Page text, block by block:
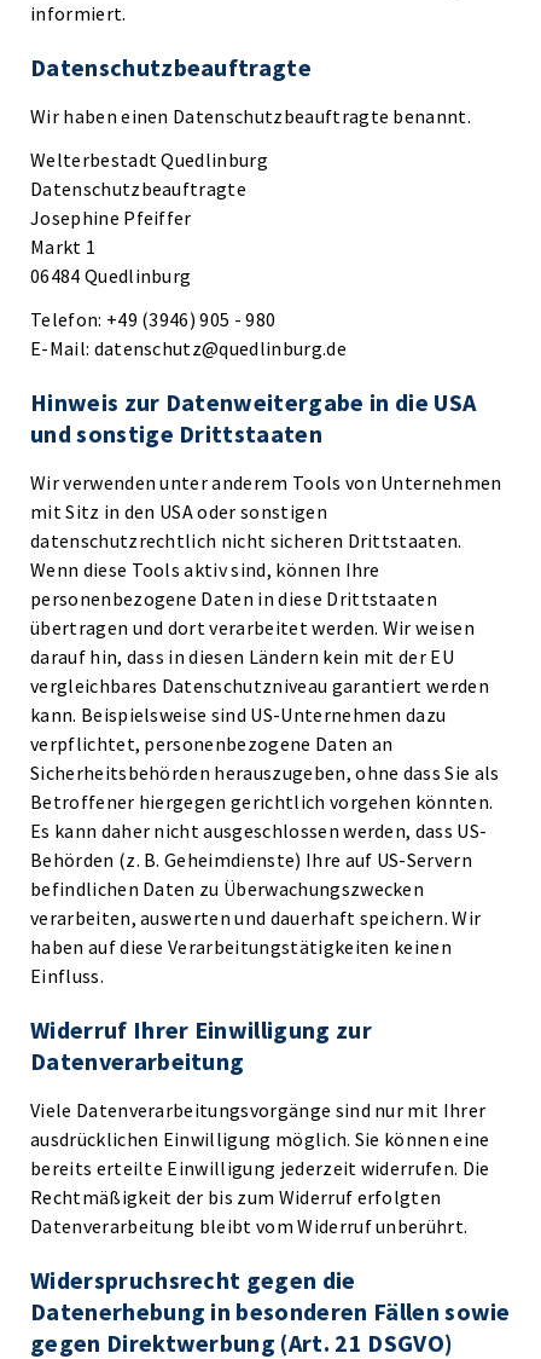
informiert.
Datenschutz­beauftragte
Wir haben einen Datenschutzbeauftragte benannt.
Welterbestadt Quedlinburg
Datenschutzbeauftragte
Josephine Pfeiffer
Markt 1
06484 Quedlinburg
Telefon: +49 (3946) 905 - 980
E-Mail: datenschutz@quedlinburg.de
Hinweis zur Datenweitergabe in die USA
und sonstige Drittstaaten
Wir verwenden unter anderem Tools von Unternehmen
mit Sitz in den USA oder sonstigen
datenschutzrechtlich nicht sicheren Drittstaaten.
Wenn diese Tools aktiv sind, können Ihre
personenbezogene Daten in diese Drittstaaten
übertragen und dort verarbeitet werden. Wir weisen
darauf hin, dass in diesen Ländern kein mit der EU
vergleichbares Datenschutzniveau garantiert werden
kann. Beispielsweise sind US-Unternehmen dazu
verpflichtet, personenbezogene Daten an
Sicherheitsbehörden herauszugeben, ohne dass Sie als
Betroffener hiergegen gerichtlich vorgehen könnten.
Es kann daher nicht ausgeschlossen werden, dass US-
Behörden (z. B. Geheimdienste) Ihre auf US-Servern
befindlichen Daten zu Überwachungszwecken
verarbeiten, auswerten und dauerhaft speichern. Wir
haben auf diese Verarbeitungstätigkeiten keinen
Einfluss.
Widerruf Ihrer Einwilligung zur
Datenverarbeitung
Viele Datenverarbeitungsvorgänge sind nur mit Ihrer
ausdrücklichen Einwilligung möglich. Sie können eine
bereits erteilte Einwilligung jederzeit widerrufen. Die
Rechtmäßigkeit der bis zum Widerruf erfolgten
Datenverarbeitung bleibt vom Widerruf unberührt.
Widerspruchsrecht gegen die
Datenerhebung in besonderen Fällen sowie
gegen Direktwerbung (Art. 21 DSGVO)